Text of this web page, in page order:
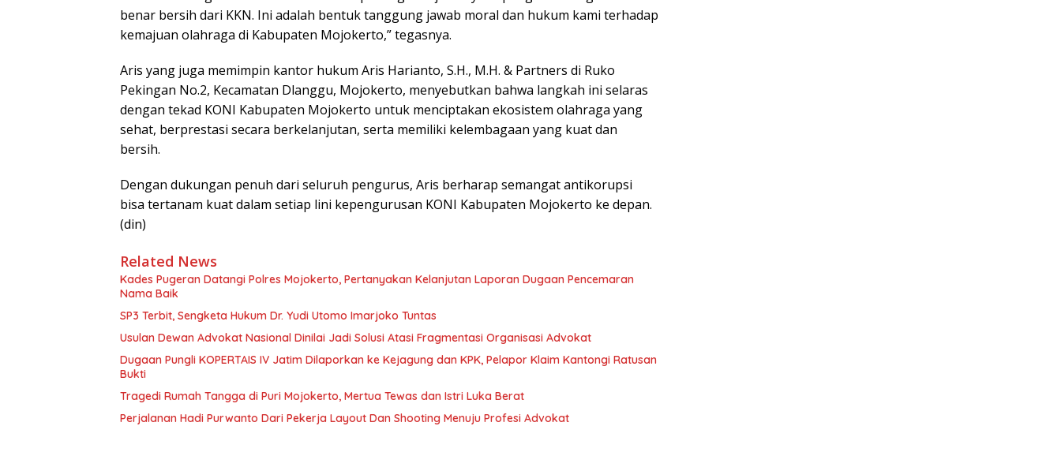
benar bersih dari KKN. Ini adalah bentuk tanggung jawab moral dan hukum kami terhadap
kemajuan olahraga di Kabupaten Mojokerto,” tegasnya.
Aris yang juga memimpin kantor hukum Aris Harianto, S.H., M.H. & Partners di Ruko
Pekingan No.2, Kecamatan Dlanggu, Mojokerto, menyebutkan bahwa langkah ini selaras
dengan tekad KONI Kabupaten Mojokerto untuk menciptakan ekosistem olahraga yang
sehat, berprestasi secara berkelanjutan, serta memiliki kelembagaan yang kuat dan
bersih.
Dengan dukungan penuh dari seluruh pengurus, Aris berharap semangat antikorupsi
bisa tertanam kuat dalam setiap lini kepengurusan KONI Kabupaten Mojokerto ke depan.
(din)
Related News
Kades Pugeran Datangi Polres Mojokerto, Pertanyakan Kelanjutan Laporan Dugaan Pencemaran
Nama Baik
SP3 Terbit, Sengketa Hukum Dr. Yudi Utomo Imarjoko Tuntas
Usulan Dewan Advokat Nasional Dinilai Jadi Solusi Atasi Fragmentasi Organisasi Advokat
Dugaan Pungli KOPERTAIS IV Jatim Dilaporkan ke Kejagung dan KPK, Pelapor Klaim Kantongi Ratusan
Bukti
Tragedi Rumah Tangga di Puri Mojokerto, Mertua Tewas dan Istri Luka Berat
Perjalanan Hadi Purwanto Dari Pekerja Layout Dan Shooting Menuju Profesi Advokat